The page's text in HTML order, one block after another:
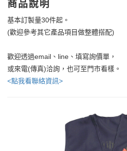
商品說明
基本訂製量30件起。
(歡迎參考其它產品項目做整體搭配)
歡迎透過email、line、填寫詢價單，
或來電(傳真)洽詢，也可至門市看樣。
<點我看聯絡資訊>